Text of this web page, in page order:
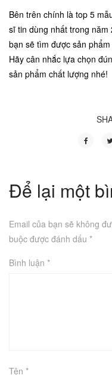
Bên trên chính là top 5
sĩ tin dùng nhất trong
bạn sẽ tìm được sản
Hãy cân nhắc lựa chọn
sản phẩm chất lượng nhé!
Để lại một
Email của bạn sẽ không
buộc được đánh dấu *
Bình luận *
Tên *